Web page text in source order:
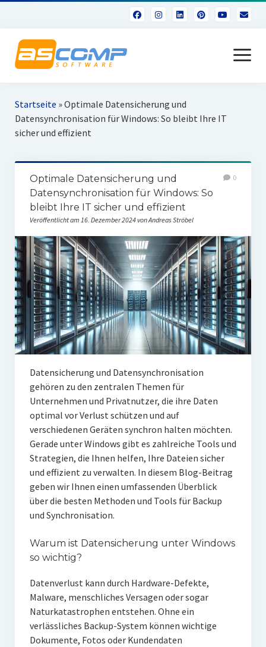
Menü
öffnen
Über uns
Startseite »Optimale Datensicherung und
Datensynchronisation für Windows: So bleibt Ihre IT
sicher und effizient
Optimale Datensicherung und
Datensynchronisation für Windows: So
bleibt Ihre IT sicher und effizient
Veröffentlicht am 16. Dezember 2024 von Andreas Ströbel
0
Datensicherung und Datensynchronisation
gehören zu den zentralen Themen für
Unternehmen und Privatnutzer, die ihre Daten
optimal vor Verlust schützen und auf
verschiedenen Geräten synchron halten möchten.
Gerade unter Windows gibt es zahlreiche Tools und
Strategien, die Ihnen helfen, Ihre Dateien sicher
und effizient zu verwalten. In diesem Blog-Beitrag
geben wir Ihnen einen umfassenden Überblick
über die besten Methoden und Tools für Backup
und Synchronisation.
Warum ist Datensicherung unter Windows
so wichtig?
Datenverlust kann durch Hardware-Defekte,
Malware, menschliches Versagen oder sogar
Naturkatastrophen entstehen. Ohne ein
verlässliches Backup-System können wichtige
Dokumente, Fotos oder Kundendaten